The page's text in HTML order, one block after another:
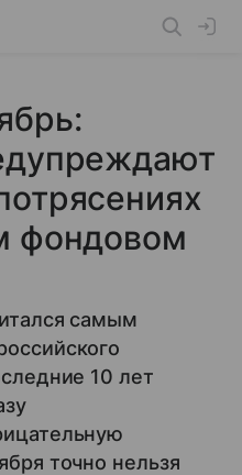
фондовом
самым
10 лет
точно нельзя